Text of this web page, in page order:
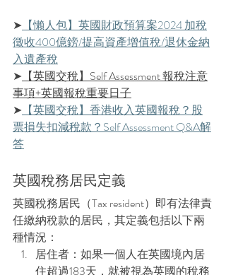
➤ 【懶人包】英國財政預算案2024 加稅
徵收400億鎊/提高資產增值稅/退休金納
入遺產稅
➤ 【英國交稅】Self Assessment 報稅注意
事項+英國報稅重要日子
➤ 【英國交稅】香港收入英國報稅？股
票損失扣減稅款？Self Assessment Q&A解
答
英國稅務居民定義
英國稅務居民（Tax resident）即有法律責
任繳納稅款的居民，其定義包括以下兩
種情況：
居住者：如果一個人在英國境內居
住超過183天，就被視為英國的稅務